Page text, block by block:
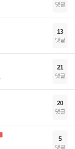
댓글
13
댓글
21
댓글
20
댓글
5
댓글